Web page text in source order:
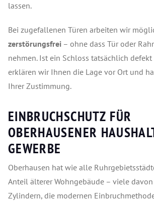
lassen.
Bei zugefallenen Türen arbeiten wir
zerstörungsfrei – ohne dass Tür oder
nehmen. Ist ein Schloss tatsächlich
erklären wir Ihnen die Lage vor Ort und
Ihrer Zustimmung.
EINBRUCHSCHUTZ FÜR
OBERHAUSENER
GEWERBE
Oberhausen hat wie alle
Anteil älterer Wohngebäude – viele
Zylindern, die modernen